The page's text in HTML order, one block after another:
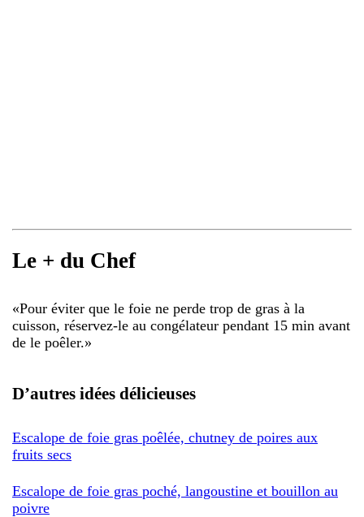
Le + du Chef
«Pour éviter que le foie ne perde trop de gras à la
cuisson, réservez-le au congélateur pendant 15 min avant
de le poêler.»
D’autres idées délicieuses
Escalope de foie gras poêlée, chutney de poires aux
fruits secs
Escalope de foie gras poché, langoustine et bouillon au
poivre